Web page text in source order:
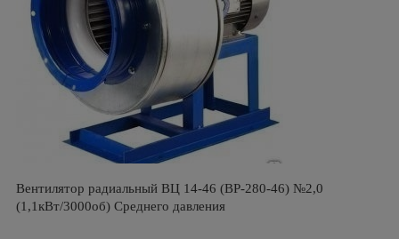
Вентилятор радиальный ВЦ 14-46 (ВР-280-46) №2,0
(1,1кВт/3000об) Среднего давления